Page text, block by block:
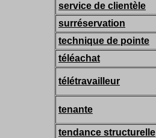
service de clientèle
surréservation
technique de pointe
téléachat
télétravailleur
tenante
tendance structurelle